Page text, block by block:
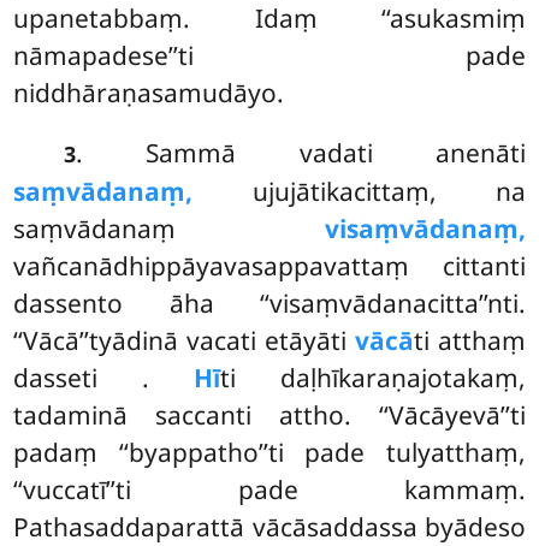
upanetabbaṃ. Idaṃ ‘‘asukasmiṃ
nāmapadese’’ti pade
niddhāraṇasamudāyo.
3. Sammā vadati anenāti
saṃvādanaṃ, ujujātikacittaṃ, na
saṃvādanaṃ visaṃvādanaṃ,
vañcanādhippāyavasappavattaṃ cittanti
dassento āha ‘‘visaṃvādanacitta’’nti.
‘‘Vācā’’tyādinā vacati etāyāti vācāti atthaṃ
dasseti . Hīti daḷhīkaraṇajotakaṃ,
tadaminā saccanti attho. ‘‘Vācāyevā’’ti
padaṃ ‘‘byappatho’’ti pade tulyatthaṃ,
‘‘vuccatī’’ti pade kammaṃ.
Pathasaddaparattā vācāsaddassa byādeso